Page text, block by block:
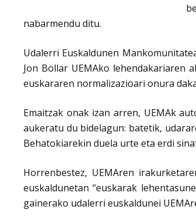
nabarmendu ditu.
Udalerri Euskaldunen
Jon Bollar UEMAko lehendakariaren
euskararen normalizazioari onura
Emaitzak onak izan arren, UEMAk
aukeratu du bidelagun: batetik,
Behatokiarekin duela urte eta erdi
Horrenbestez, UEMAren
euskaldunetan “euskarak
gainerako udalerri euskaldunei